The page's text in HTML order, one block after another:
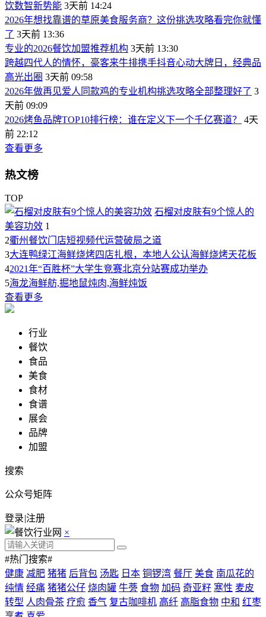
饮数智新势能 3天前 14:24
2026年想找靠谱的草原美食服务商？这份挑选攻略看完你就懂
了 3天前 13:36
专业的2026餐饮加盟推荐机构 3天前 13:30
跨越四代人的情怀，豪客来牛排携手抖音心动大牌日，经典品
高光出圈 3天前 09:58
2026年做再见爱人同款鸡的专业机构挑选攻略全部整理好了 3
天前 09:09
2026烤鱼品牌TOP10排行榜：谁在定义下一个千亿赛道？
4天
前 22:12
查看更多
热文榜
TOP
石榴对皮肤有9个惊人的
美容功效 1
2衢州餐饮门店短视频代运营破局之道
3大连鸭绿江海鲜烧烤四店扎根，本地人公认海鲜烧烤天花板
42021年“百胜杯”大学生竞赛北京分站赛成功举办
5海龙海鲜舫,掘地鼠炖肉,海鲜炖饭
查看更多
行业
餐饮
食品
美食
食材
食谱
展会
品牌
加盟
搜索
公众号矩阵
登录|注册
×
#热门搜索#
健康 减肥 猪猪 后背包 汤匙 日本 铜锣湾 餐厅 美食 南瓜花的
纯情 经痛 猪猪公仔 烧肉罐 牛蒡 食物 加码 奇亚籽 寒性 麦皮
转型 人肉骨茶 疗愈 香气 复古咖啡机 高纤 高脂食物 中和 红枣